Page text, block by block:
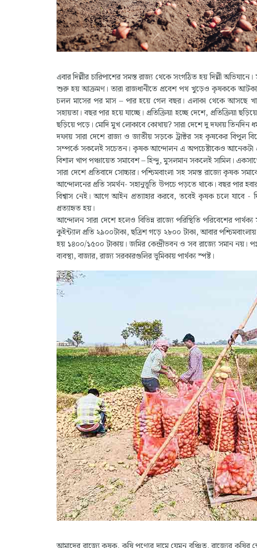
এবার দিল্লীর চারিপাশের সমস্ত রাজ্য থেকে সংগঠিত হয় দিল্লী
শুরু হয় আক্রমণ। তারা রাজধানীতে প্রবেশ পথ খুড়েও কৃষককে
চলল মাসের পর মাস – পার হয়ে গেল বছর। এলাকা থেকে আসছে
সহায়তা। বছর পার হয়ে যাচ্ছে। প্রতিক্রিয়া হচ্ছে দেশে, প্রতিক্রিয়া
ছড়িয়ে পড়ে। মোদি মুখ লোকাবে কোথায়? সারা দেশে দু দফায়
দফায় সারা দেশে রাজ্য ও জাতীয় সড়কে ট্রাক্টর সহ কৃষকের বিপুল
সম্পর্কে সকলেই সচেতন। কৃষক আন্দোলন এ অপচেষ্টাকেও আনেকটা
বিশাল খাপ পঞ্চায়েত সমাবেশ – হিন্দু, মুসলমান সকলেই সামিল।
সারা দেশে প্রতিবাদে সোচ্চার। পশ্চিমবাংলা সহ সমস্ত রাজ্যে কৃষক
আন্দোলনের প্রতি সমর্থন- সহানুভূতি উপচে পড়তে থাকে। বছর পার
বিশ্বাস নেই। আগে আইন প্রত্যাহার করবে, তবেই কৃষক চলে যাবে -
প্রত্যাহৃত হয়।
আন্দোলন সারা দেশে হলেও বিভিন্ন রাজ্যে পরিস্থিতি পরিবেশের
কুইন্ট্যাল প্রতি ২৯০০টাকা, ছত্রিশ গড়ে ২৮০০ টাকা, আবার
হয় ১৪০০/১৫০০ টাকায়। জমির কেন্দ্রীভবন ও সব রাজ্যে সমান নয়।
ব্যবস্থা, বাজার, রাজ্য সরকারগুলির ভূমিকায় পার্থক্য স্পষ্ট।